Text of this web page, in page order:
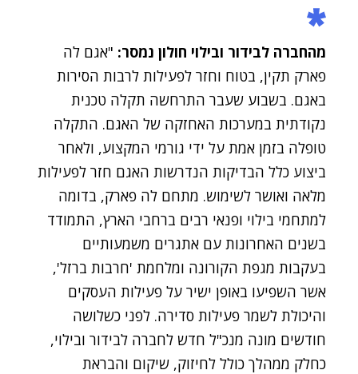
מהחברה לבידור ובילוי חולון נמסר: "אגם לה
פארק תקין, בטוח וחזר לפעילות לרבות הסירות
באגם. בשבוע שעבר התרחשה תקלה טכנית
נקודתית במערכות האחזקה של האגם. התקלה
טופלה בזמן אמת על ידי גורמי המקצוע, ולאחר
ביצוע כלל הבדיקות הנדרשות האגם חזר לפעילות
מלאה ואושר לשימוש. מתחם לה פארק, בדומה
למתחמי בילוי ופנאי רבים ברחבי הארץ, התמודד
בשנים האחרונות עם אתגרים משמעותיים
בעקבות מגפת הקורונה ומלחמת 'חרבות ברזל',
אשר השפיעו באופן ישיר על פעילות העסקים
והיכולת לשמר פעילות סדירה. לפני כשלושה
חודשים מונה מנכ"ל חדש לחברה לבידור ובילוי,
כחלק ממהלך כולל לחיזוק, שיקום והבראת